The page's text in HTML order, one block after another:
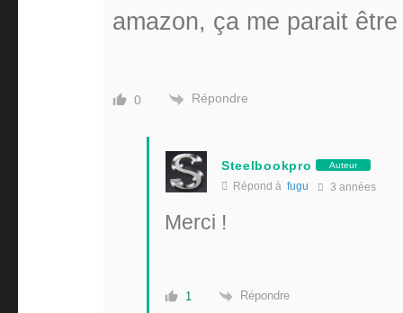
amazon, ça me parait
0 Répondre
Steelbookpro Auteur
Répond à fugu 3 années
Merci !
1 Répondre